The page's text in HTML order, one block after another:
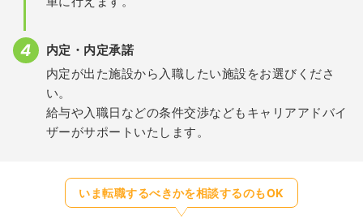
内定・内定承諾
内定が出た施設から入職したい施設をお選びくださ
い。
給与や入職日などの条件交渉などもキャリアアドバイ
ザーがサポートいたします。
いま転職するべきかを相談するのもOK